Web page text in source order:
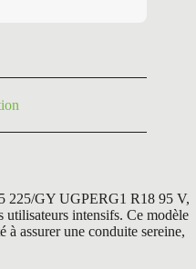
225/GY UGPERG1 R18 95 V,
utilisateurs intensifs. Ce modèle
à assurer une conduite sereine,